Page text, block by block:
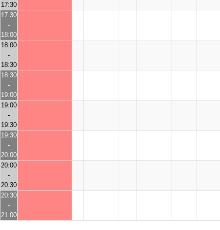
17:30
17:30
-
18:00
18:00
-
18:30
18:30
-
19:00
19:00
-
19:30
19:30
-
20:00
20:00
-
20:30
20:30
-
21:00